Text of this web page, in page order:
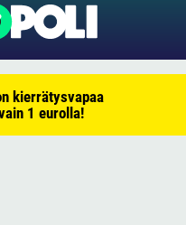
kierrätysvapaa
1 eurolla!